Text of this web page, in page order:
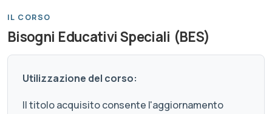
IL CORSO
Bisogni Educativi Speciali (BES)
Utilizzazione del corso:
Il titolo acquisito consente l'aggiornamento